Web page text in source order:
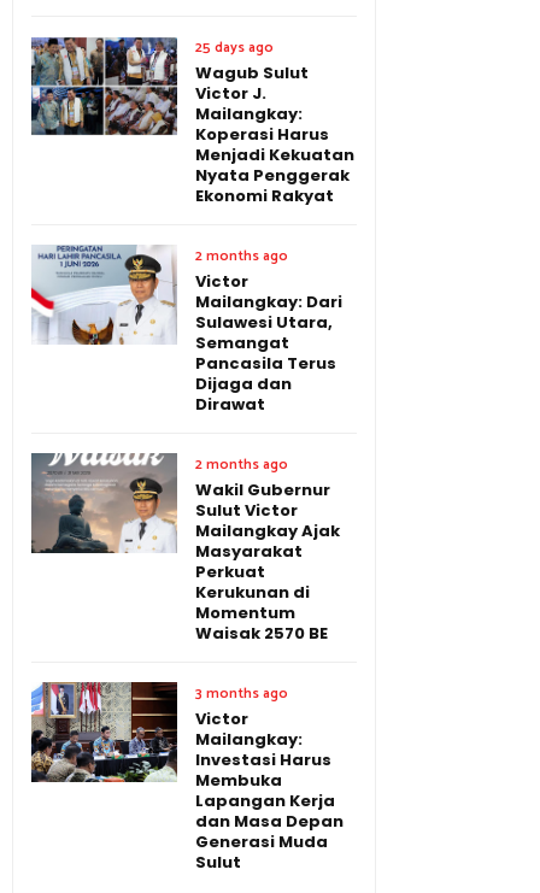
25 days ago
Wagub Sulut
Victor J.
Mailangkay:
Koperasi Harus
Menjadi Kekuatan
Nyata Penggerak
Ekonomi Rakyat
2 months ago
Victor
Mailangkay: Dari
Sulawesi Utara,
Semangat
Pancasila Terus
Dijaga dan
Dirawat
2 months ago
Wakil Gubernur
Sulut Victor
Mailangkay Ajak
Masyarakat
Perkuat
Kerukunan di
Momentum
Waisak 2570 BE
3 months ago
Victor
Mailangkay:
Investasi Harus
Membuka
Lapangan Kerja
dan Masa Depan
Generasi Muda
Sulut